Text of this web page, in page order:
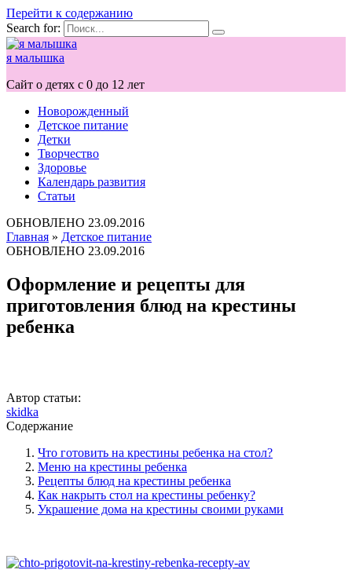
Перейти к содержанию
Search for:
я малышка
Сайт о детях с 0 до 12 лет
Новорожденный
Детское питание
Детки
Творчество
Здоровье
Календарь развития
Статьи
ОБНОВЛЕНО 23.09.2016
Главная » Детское питание
ОБНОВЛЕНО 23.09.2016
Оформление и рецепты для
приготовления блюд на крестины
ребенка
Автор статьи:
skidka
Содержание
Что готовить на крестины ребенка на стол?
Меню на крестины ребенка
Рецепты блюд на крестины ребенка
Как накрыть стол на крестины ребенку?
Украшение дома на крестины своими руками